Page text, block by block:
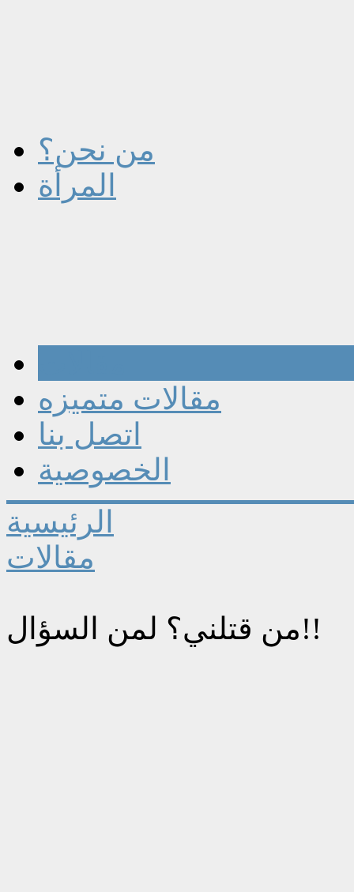
من نحن؟
المرأة
مقالات متميزه
اتصل بنا
الخصوصية
الرئيسية
مقالات
من قتلني؟ لمن السؤال!!